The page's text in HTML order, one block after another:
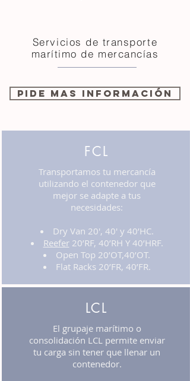
Servicios de transporte
marítimo de mercancías
FCL
Transportamos tu mercancía
utilizando el contenedor que
mejor se adapte a tus
necesidades:
Dry Van 20′, 40′ y 40’HC.
Reefer20’RF, 40’RH Y 40’HRF.
Open Top 20’OT,40’OT.
Flat Racks 20’FR, 40’FR.
LCL
El grupaje marítimo o
consolidación LCL permite enviar
tu carga sin tener que llenar un
contenedor.
Pide mas información